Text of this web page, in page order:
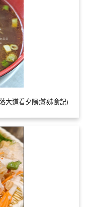
大道看夕陽(姊姊食記)